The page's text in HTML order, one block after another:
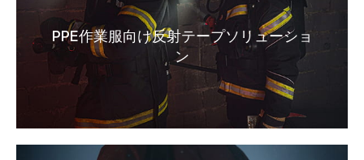
PPE作業服向け反射テープソリューショ
ン